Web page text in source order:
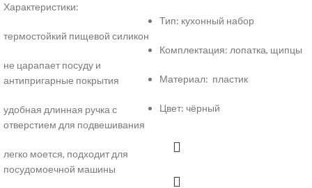
Характеристики:
термостойкий пищевой силикон
не царапает посуду и
антипригарные покрытия
удобная длинная ручка с
отверстием для подвешивания
легко моется, подходит для
посудомоечной машины
Тип: кухонный набор
Комплектация: лопатка, щипцы
Материал: пластик
Цвет: чёрный